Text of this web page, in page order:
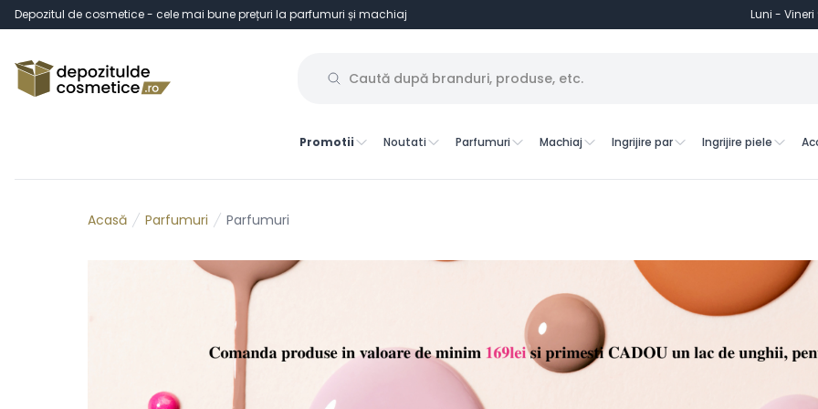
Depozitul de cosmetice - cele mai bune prețuri la parfumuri și machiaj Luni - Vineri
Promotii Noutati Parfumuri Machiaj Ingrijire par Ingrijire piele
Acasă Parfumuri Parfumuri